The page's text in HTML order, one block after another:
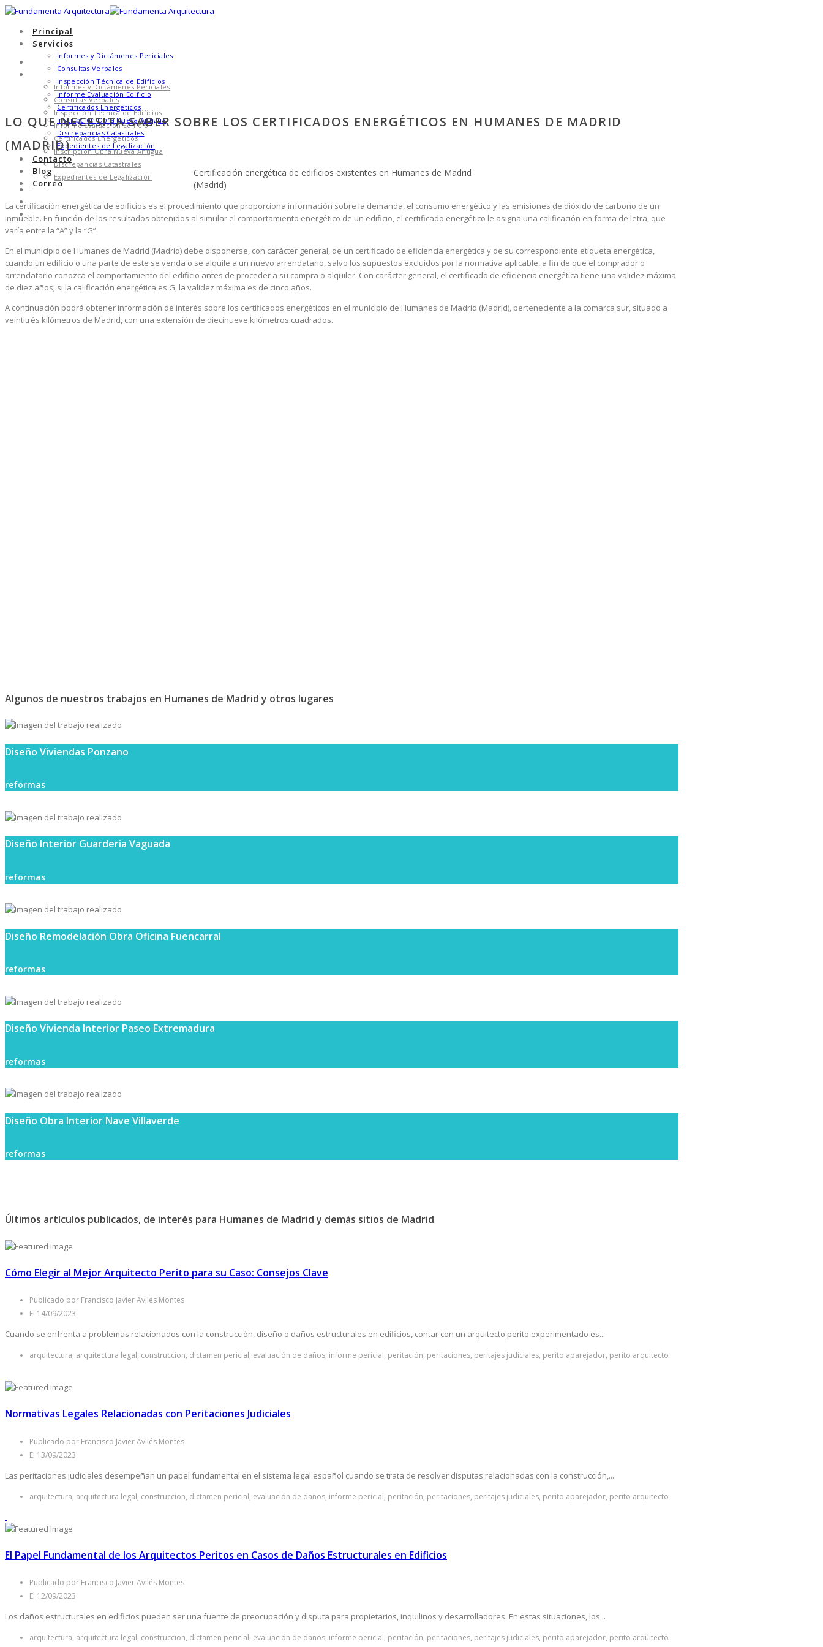
Principal
Servicios
Informes y Dictámenes Periciales
Consultas Verbales
Inspección Técnica de Edificios
Informe Evaluación Edificio
Certificados Energéticos
Inscripción Obra Nueva Antigua
Discrepancias Catastrales
Expedientes de Legalización
Contacto
Blog
Correo
Principal
Servicios
Informes y Dictámenes Periciales
Consultas Verbales
Inspección Técnica de Edificios
Informe Evaluación Edificio
Certificados Energéticos
Inscripción Obra Nueva Antigua
Discrepancias Catastrales
Expedientes de Legalización
Contacto
Blog
Correo
LO QUE NECESITA SABER SOBRE LOS CERTIFICADOS ENERGÉTICOS EN HUMANES DE MADRID
(MADRID)
Certificación energética de edificios existentes en Humanes de Madrid
(Madrid)
La certificación energética de edificios es el procedimiento que proporciona información sobre la demanda, el consumo energético y las emisiones de dióxido de carbono de un
inmueble. En función de los resultados obtenidos al simular el comportamiento energético de un edificio, el certificado energético le asigna una calificación en forma de letra, que
varía entre la “A” y la “G”.
En el municipio de Humanes de Madrid (Madrid) debe disponerse, con carácter general, de un certificado de eficiencia energética y de su correspondiente etiqueta energética,
cuando un edificio o una parte de este se venda o se alquile a un nuevo arrendatario, salvo los supuestos excluidos por la normativa aplicable, a fin de que el comprador o
arrendatario conozca el comportamiento del edificio antes de proceder a su compra o alquiler. Con carácter general, el certificado de eficiencia energética tiene una validez máxima
de diez años; si la calificación energética es G, la validez máxima es de cinco años.
A continuación podrá obtener información de interés sobre los certificados energéticos en el municipio de Humanes de Madrid (Madrid), perteneciente a la comarca sur, situado a
veintitrés kilómetros de Madrid, con una extensión de diecinueve kilómetros cuadrados.
Algunos de nuestros trabajos en Humanes de Madrid y otros lugares
Diseño Viviendas Ponzano
reformas
Diseño Interior Guarderia Vaguada
reformas
Diseño Remodelación Obra Oficina Fuencarral
reformas
Diseño Vivienda Interior Paseo Extremadura
reformas
Diseño Obra Interior Nave Villaverde
reformas
Últimos artículos publicados, de interés para Humanes de Madrid y demás sitios de Madrid
Cómo Elegir al Mejor Arquitecto Perito para su Caso: Consejos Clave
Publicado por Francisco Javier Avilés Montes
El 14/09/2023
Cuando se enfrenta a problemas relacionados con la construcción, diseño o daños estructurales en edificios, contar con un arquitecto perito experimentado es...
arquitectura, arquitectura legal, construccion, dictamen pericial, evaluación de daños, informe pericial, peritación, peritaciones, peritajes judiciales, perito aparejador, perito arquitecto
Normativas Legales Relacionadas con Peritaciones Judiciales
Publicado por Francisco Javier Avilés Montes
El 13/09/2023
Las peritaciones judiciales desempeñan un papel fundamental en el sistema legal español cuando se trata de resolver disputas relacionadas con la construcción,...
arquitectura, arquitectura legal, construccion, dictamen pericial, evaluación de daños, informe pericial, peritación, peritaciones, peritajes judiciales, perito aparejador, perito arquitecto
El Papel Fundamental de los Arquitectos Peritos en Casos de Daños Estructurales en Edificios
Publicado por Francisco Javier Avilés Montes
El 12/09/2023
Los daños estructurales en edificios pueden ser una fuente de preocupación y disputa para propietarios, inquilinos y desarrolladores. En estas situaciones, los...
arquitectura, arquitectura legal, construccion, dictamen pericial, evaluación de daños, informe pericial, peritación, peritaciones, peritajes judiciales, perito aparejador, perito arquitecto